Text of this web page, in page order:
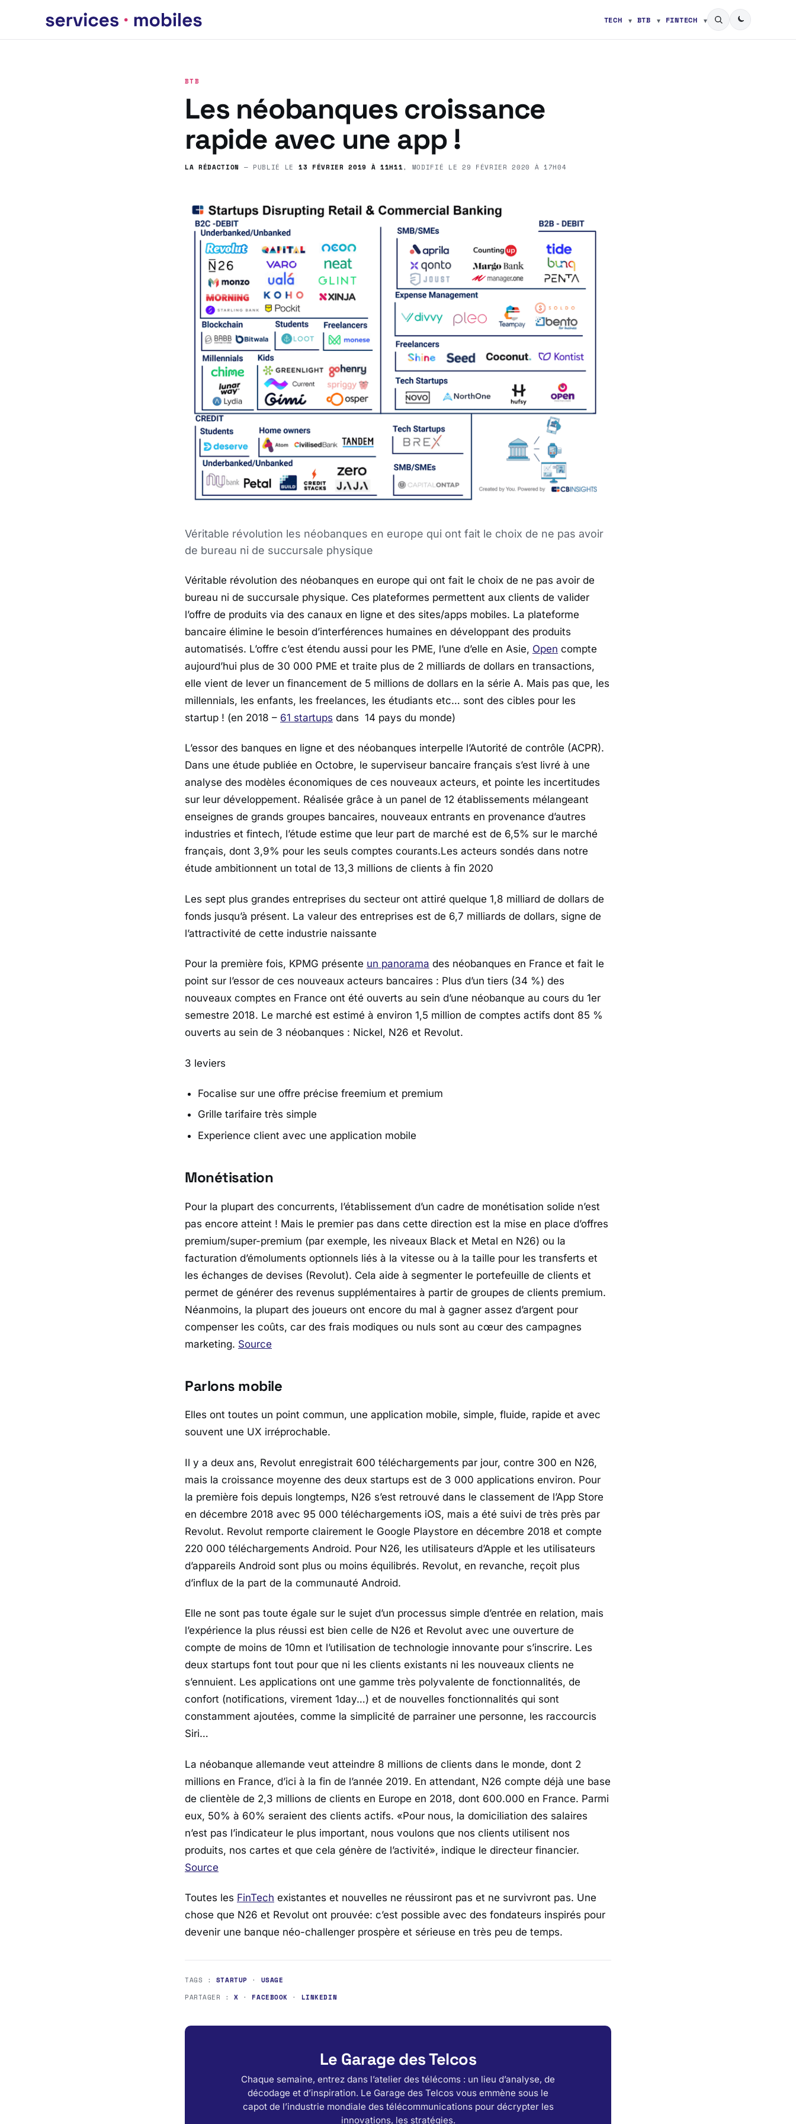
TECH BTB FINTECH
BTB
Les néobanques croissance
rapide avec une app !
LA RÉDACTION — PUBLIÉ LE 13 FÉVRIER 2019 À 11H11, MODIFIÉ LE29 FÉVRIER 2020 À 17H04
Véritable révolution les néobanques en europe qui ont fait le choix de ne pas avoir
de bureau ni de succursale physique
Véritable révolution des néobanques en europe qui ont fait le choix de ne pas avoir de
bureau ni de succursale physique. Ces plateformes permettent aux clients de valider
l’offre de produits via des canaux en ligne et des sites/apps mobiles. La plateforme
bancaire élimine le besoin d’interférences humaines en développant des produits
automatisés. L’offre c’est étendu aussi pour les PME, l’une d’elle en Asie, Open compte
aujourd’hui plus de 30 000 PME et traite plus de 2 milliards de dollars en transactions,
elle vient de lever un financement de 5 millions de dollars en la série A. Mais pas que, les
millennials, les enfants, les freelances, les étudiants etc… sont des cibles pour les
startup ! (en 2018 – 61 startups dans 14 pays du monde)
L’essor des banques en ligne et des néobanques interpelle l’Autorité de contrôle (ACPR).
Dans une étude publiée en Octobre, le superviseur bancaire français s’est livré à une
analyse des modèles économiques de ces nouveaux acteurs, et pointe les incertitudes
sur leur développement. Réalisée grâce à un panel de 12 établissements mélangeant
enseignes de grands groupes bancaires, nouveaux entrants en provenance d’autres
industries et fintech, l’étude estime que leur part de marché est de 6,5% sur le marché
français, dont 3,9% pour les seuls comptes courants.Les acteurs sondés dans notre
étude ambitionnent un total de 13,3 millions de clients à fin 2020
Les sept plus grandes entreprises du secteur ont attiré quelque 1,8 milliard de dollars de
fonds jusqu’à présent. La valeur des entreprises est de 6,7 milliards de dollars, signe de
l’attractivité de cette industrie naissante
Pour la première fois, KPMG présente un panorama des néobanques en France et fait le
point sur l’essor de ces nouveaux acteurs bancaires : Plus d’un tiers (34 %) des
nouveaux comptes en France ont été ouverts au sein d’une néobanque au cours du 1er
semestre 2018. Le marché est estimé à environ 1,5 million de comptes actifs dont 85 %
ouverts au sein de 3 néobanques : Nickel, N26 et Revolut.
3 leviers
Focalise sur une offre précise freemium et premium
Grille tarifaire très simple
Experience client avec une application mobile
Monétisation
Pour la plupart des concurrents, l’établissement d’un cadre de monétisation solide n’est
pas encore atteint ! Mais le premier pas dans cette direction est la mise en place d’offres
premium/super-premium (par exemple, les niveaux Black et Metal en N26) ou la
facturation d’émoluments optionnels liés à la vitesse ou à la taille pour les transferts et
les échanges de devises (Revolut). Cela aide à segmenter le portefeuille de clients et
permet de générer des revenus supplémentaires à partir de groupes de clients premium.
Néanmoins, la plupart des joueurs ont encore du mal à gagner assez d’argent pour
compenser les coûts, car des frais modiques ou nuls sont au cœur des campagnes
marketing. Source
Parlons mobile
Elles ont toutes un point commun, une application mobile, simple, fluide, rapide et avec
souvent une UX irréprochable.
Il y a deux ans, Revolut enregistrait 600 téléchargements par jour, contre 300 en N26,
mais la croissance moyenne des deux startups est de 3 000 applications environ. Pour
la première fois depuis longtemps, N26 s’est retrouvé dans le classement de l’App Store
en décembre 2018 avec 95 000 téléchargements iOS, mais a été suivi de très près par
Revolut. Revolut remporte clairement le Google Playstore en décembre 2018 et compte
220 000 téléchargements Android. Pour N26, les utilisateurs d’Apple et les utilisateurs
d’appareils Android sont plus ou moins équilibrés. Revolut, en revanche, reçoit plus
d’influx de la part de la communauté Android.
Elle ne sont pas toute égale sur le sujet d’un processus simple d’entrée en relation, mais
l’expérience la plus réussi est bien celle de N26 et Revolut avec une ouverture de
compte de moins de 10mn et l’utilisation de technologie innovante pour s’inscrire. Les
deux startups font tout pour que ni les clients existants ni les nouveaux clients ne
s’ennuient. Les applications ont une gamme très polyvalente de fonctionnalités, de
confort (notifications, virement 1day…) et de nouvelles fonctionnalités qui sont
constamment ajoutées, comme la simplicité de parrainer une personne, les raccourcis
Siri…
La néobanque allemande veut atteindre 8 millions de clients dans le monde, dont 2
millions en France, d’ici à la fin de l’année 2019. En attendant, N26 compte déjà une base
de clientèle de 2,3 millions de clients en Europe en 2018, dont 600.000 en France. Parmi
eux, 50% à 60% seraient des clients actifs. «Pour nous, la domiciliation des salaires
n’est pas l’indicateur le plus important, nous voulons que nos clients utilisent nos
produits, nos cartes et que cela génère de l’activité», indique le directeur financier.
Source
Toutes les FinTech existantes et nouvelles ne réussiront pas et ne survivront pas. Une
chose que N26 et Revolut ont prouvée: c’est possible avec des fondateurs inspirés pour
devenir une banque néo-challenger prospère et sérieuse en très peu de temps.
TAGS : STARTUP · USAGE
PARTAGER :X · FACEBOOK · LINKEDIN
Le Garage des Telcos
Chaque semaine, entrez dans l’atelier des télécoms : un lieu d’analyse, de
décodage et d’inspiration. Le Garage des Telcos vous emmène sous le
capot de l’industrie mondiale des télécommunications pour décrypter les
innovations, les stratégies.